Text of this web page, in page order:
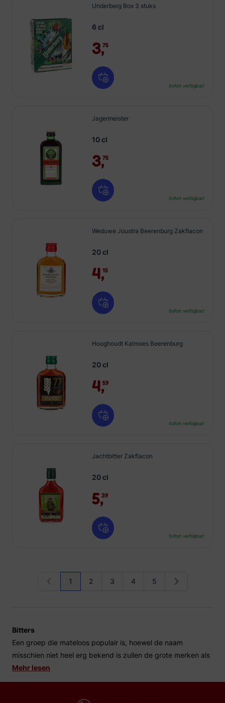
Underberg Box 3 stuks
6 cl
3,75
Sofort verfügbar!
Jagermeister
10 cl
3,75
Sofort verfügbar!
Weduwe Joustra Beerenburg Zakflacon
20 cl
4,15
Sofort verfügbar!
Hooghoudt Kalmoes Beerenburg
20 cl
4,59
Sofort verfügbar!
Jachtbitter Zakflacon
20 cl
5,39
Sofort verfügbar!
Sie lesen gerade die Seite
1 Seite
2 Seite
3 Seite
4 Seite
5
Bitters
Een groep die mateloos populair is, hoewel de naam
misschien niet heel erg bekend is zullen de grote merken als
Jagermeister en Schrobbeler zeker bekend voorkomen.
Bitters zijn alcoholische dranken gebaseerd op neutrale
Mehr lesen